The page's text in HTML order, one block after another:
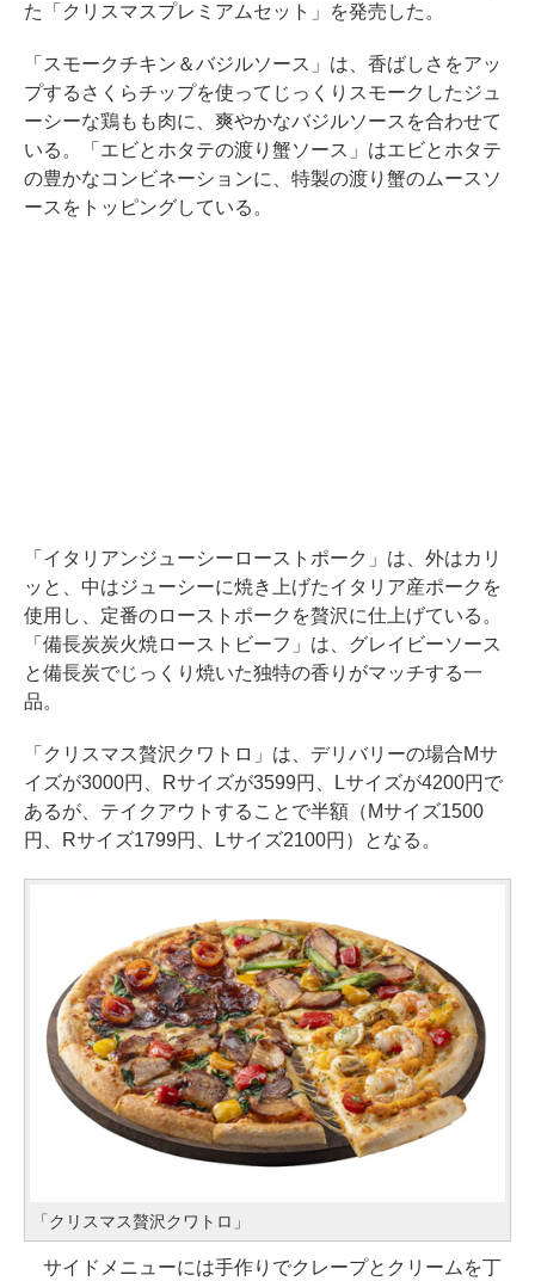
た「クリスマスプレミアムセット」を発売した。
「スモークチキン＆バジルソース」は、香ばしさをアッ
プするさくらチップを使ってじっくりスモークしたジュ
ーシーな鶏もも肉に、爽やかなバジルソースを合わせて
いる。「エビとホタテの渡り蟹ソース」はエビとホタテ
の豊かなコンビネーションに、特製の渡り蟹のムースソ
ースをトッピングしている。
「イタリアンジューシーローストポーク」は、外はカリ
ッと、中はジューシーに焼き上げたイタリア産ポークを
使用し、定番のローストポークを贅沢に仕上げている。
「備長炭炭火焼ローストビーフ」は、グレイビーソース
と備長炭でじっくり焼いた独特の香りがマッチする一
品。
「クリスマス贅沢クワトロ」は、デリバリーの場合Mサ
イズが3000円、Rサイズが3599円、Lサイズが4200円で
あるが、テイクアウトすることで半額（Mサイズ1500
円、Rサイズ1799円、Lサイズ2100円）となる。
「クリスマス贅沢クワトロ」
サイドメニューには手作りでクレープとクリームを丁